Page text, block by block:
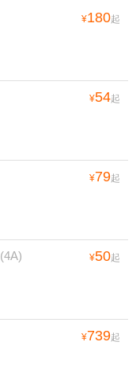
¥180起
¥54起
¥79起
(4A) ¥50起
¥739起